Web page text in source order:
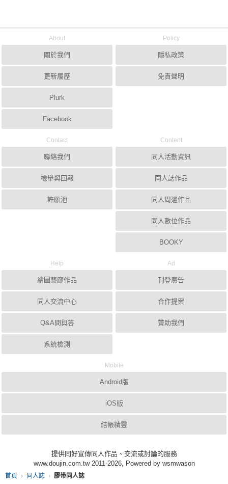
首頁 同人誌 膠带同人誌
About
關於我們
更新履歷
Plurk
Facebook
Policy
隱私政策
免責聲明
Contact
聯絡我們
檢舉與回報
許願池
Content
同人活動資訊
同人誌作品
同人周邊作品
同人數位作品
BOOKY
Help
繪圖藝廊作品
同人交流中心
Q&A問與答
系統檢測
Ad
刊登廣告
合作提案
贊助我們
Mobile
Android版
iOS版
結帳精靈
提供同好宣傳同人作品、交流或討論的服務
www.doujin.com.tw 2011-2026, Powered by wsmwason